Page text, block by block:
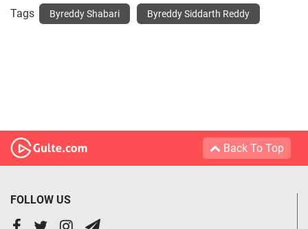
Tags Byreddy Shabari Byreddy Siddarth Reddy
Back To Top
FOLLOW US